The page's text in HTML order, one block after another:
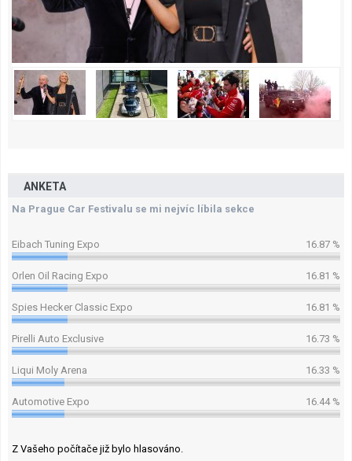
ANKETA
Na Prague Car Festivalu se mi nejvíc líbila sekce
Eibach Tuning Expo 16.87 %
Orlen Oil Racing Expo 16.81 %
Spies Hecker Classic Expo 16.81 %
Pirelli Auto Exclusive 16.73 %
Liqui Moly Arena 16.33 %
Automotive Expo 16.44 %
Z Vašeho počítače již bylo hlasováno.